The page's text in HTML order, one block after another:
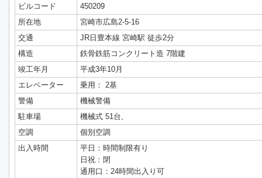
ビルコード
450209
所在地
宮崎市広島2-5-16
交通
JR日豊本線 宮崎駅 徒歩2分
構造
鉄骨鉄筋コンクリート造 7階建
竣工年月
平成3年10月
エレベーター
乗用： 2基
警備
機械警備
駐車場
機械式 51台,
空調
個別空調
出入時間
平日：時間制限有り
日祝：閉
通用口：24時間出入り可